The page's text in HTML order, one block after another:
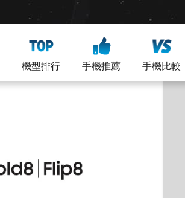
機型排行 手機推薦 手機比較